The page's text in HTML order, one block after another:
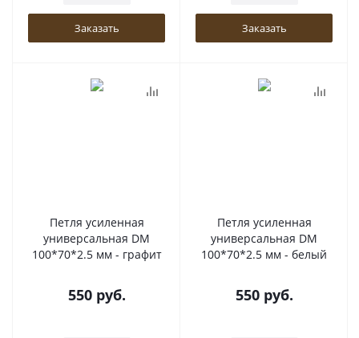
Заказать Заказать
Петля усиленная
универсальная DM
100*70*2.5 мм - графит
550 руб.
Петля усиленная
универсальная DM
100*70*2.5 мм - белый
550 руб.